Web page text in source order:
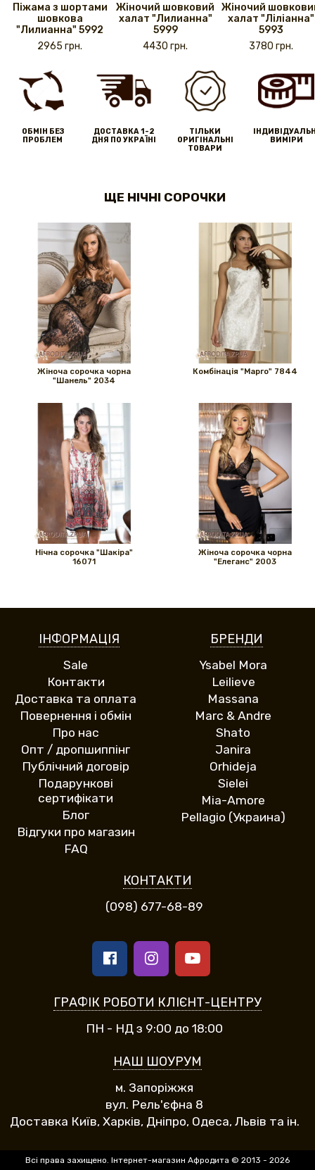
Піжама з шортами
шовкова
"Лилианна" 5992
2965 грн.
Жіночий шовковий
халат "Лилианна"
5999
4430 грн.
Жіночий
халат "Ліліанна"
5993
3780 грн.
ОБМІН БЕЗ
ПРОБЛЕМ
ДОСТАВКА 1-2
ДНЯ ПО УКРАЇНІ
ТІЛЬКИ
ОРИГІНАЛЬНІ
ТОВАРИ
ВИМІРИ
ЩЕ НІЧНІ СОРОЧКИ
Жіноча сорочка чорна
"Шанель" 2034
Комбінація "Марго" 7844
Нічна сорочка "Шакіра"
16071
Жіноча сорочка чорна
"Елеганс" 2003
ІНФОРМАЦІЯ
Sale
Контакти
Доставка та оплата
Повернення і обмін
Про нас
Опт / дропшиппінг
Публічний договір
Подарункові
сертифікати
Блог
Відгуки про магазин
FAQ
БРЕНДИ
Ysabel Mora
Leilieve
Massana
Marc & Andre
Shato
Janira
Orhideja
Sielei
Mia-Amore
Pellagio (Украина)
КОНТАКТИ
(098) 677-68-89
ГРАФІК РОБОТИ КЛІЄНТ-ЦЕНТРУ
ПН - НД з 9:00 до 18:00
НАШ ШОУРУМ
м. Запоріжжя
вул. Рель'єфна 8
Доставка Київ, Харків, Дніпро, Одеса, Львів та ін.
Всі права захищено. Інтернет-магазин Афродита © 2013 - 2026